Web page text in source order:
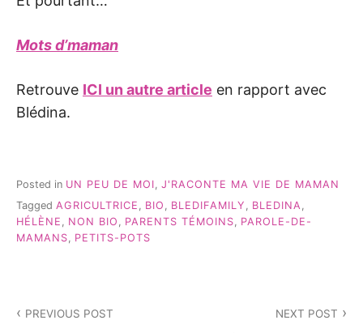
Mots d’maman
Retrouve ICI un autre article en rapport avec
Blédina.
Posted in UN PEU DE MOI J'RACONTE MA VIE DE MAMAN
Tagged AGRICULTRICE , BIO , BLEDIFAMILY , BLEDINA,
HÉLÈNE , NON BIO , PARENTS TÉMOINS, PAROLE-DE-
MAMANS, PETITS-POTS
PREVIOUS POST NEXT POST